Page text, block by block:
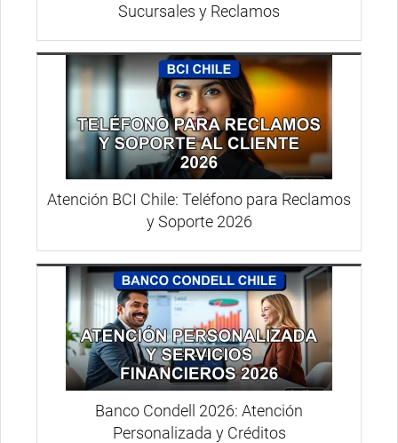
Sucursales y Reclamos
Atención BCI Chile: Teléfono para Reclamos
y Soporte 2026
Banco Condell 2026: Atención
Personalizada y Créditos